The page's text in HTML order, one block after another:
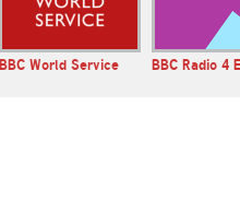
BBC World Service BBC Radio 4